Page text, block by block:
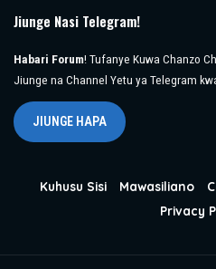
Jiunge Nasi Telegram!
Habari Forum! Tufanye Kuwa Chanzo
Jiunge na Channel Yetu ya Telegram
JIUNGE HAPA
Kuhusu Sisi Mawasiliano
Privacy